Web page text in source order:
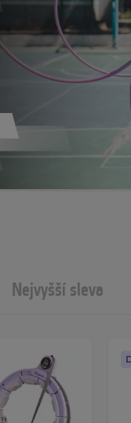
Nejvyšší sleva